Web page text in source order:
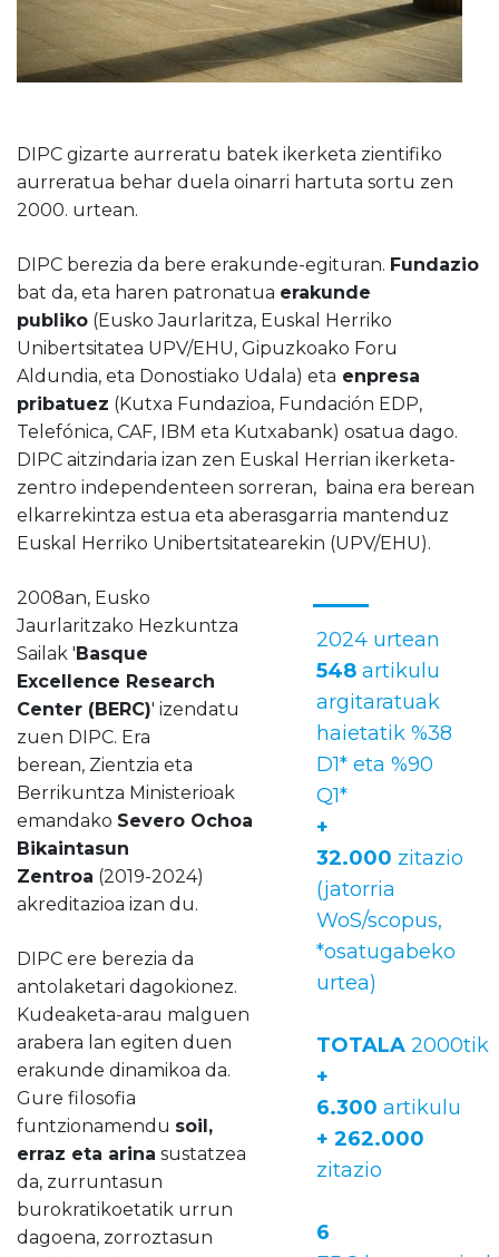
DIPC gizarte aurreratu batek ikerketa zientifiko
aurreratua behar duela oinarri hartuta sortu zen
2000. urtean.
DIPC berezia da bere erakunde-egituran. Fundazio
bat da, eta haren patronatua erakunde
publiko (Eusko Jaurlaritza, Euskal Herriko
Unibertsitatea UPV/EHU, Gipuzkoako Foru
Aldundia, eta Donostiako Udala) eta enpresa
pribatuez (Kutxa Fundazioa, Fundación EDP,
Telefónica, CAF, IBM eta Kutxabank) osatua dago.
DIPC aitzindaria izan zen Euskal Herrian ikerketa-
zentro independenteen sorreran, baina era berean
elkarrekintza estua eta aberasgarria mantenduz
Euskal Herriko Unibertsitatearekin (UPV/EHU).
2024 urtean
548artikulu
argitaratuak
haietatik %38
D1* eta %90
Q1*
+
32.000 zitazio
(jatorria
WoS/scopus,
*osatugabeko
urtea)
TOTALA2000tik
+
6.300 artikulu
+ 262.000
zitazio
6
2008an, Eusko
Jaurlaritzako Hezkuntza
Sailak 'Basque
Excellence Research
Center (BERC)' izendatu
zuen DIPC. Era
berean, Zientzia eta
Berrikuntza Ministerioak
emandako Severo Ochoa
Bikaintasun
Zentroa (2019-2024)
akreditazioa izan du.
DIPC ere berezia da
antolaketari dagokionez.
Kudeaketa-arau malguen
arabera lan egiten duen
erakunde dinamikoa da.
Gure filosofia
funtzionamendu soil,
erraz eta arina sustatzea
da, zurruntasun
burokratikoetatik urrun
dagoena, zorroztasun